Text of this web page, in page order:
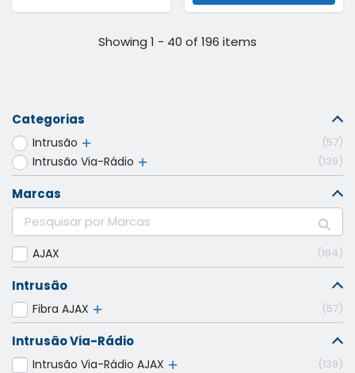
Showing 1 - 40 of 196 items
Categorias
Intrusão 57
Intrusão Via-Rádio 139
Marcas
AJAX 194
Intrusão
Fibra AJAX 57
Intrusão Via-Rádio
Intrusão Via-Rádio AJAX 139